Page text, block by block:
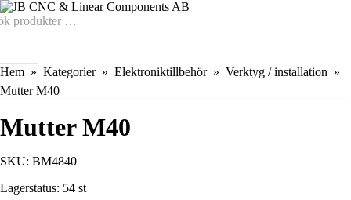
Hem Kategorier Elektroniktillbehör
Verktyg / installation
Mutter M40
Mutter M40
SKU: BM4840
Lagerstatus: 54 st